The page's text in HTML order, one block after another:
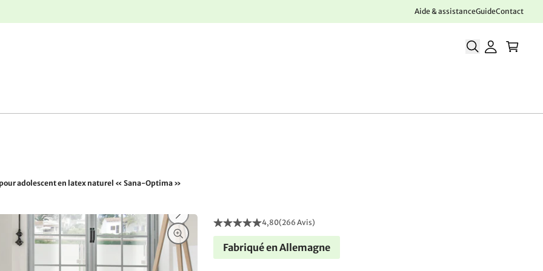
Aide & assistanceGuideContact
adolescent en latex naturel « Sana-Optima »
4,80(266 Avis)
Fabriqué en Allemagne